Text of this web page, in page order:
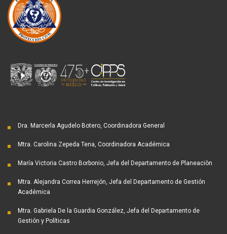
Dra. Marcerla Agudelo Botero, Coordinadora General
Mtra. Carolina Zepeda Tena, Coordinadora Académica
María Victoria Castro Borbonio, Jefa del Departamento de Planeaciòn
Mtra. Alejandra Correa Herrejón, Jefa del Departamento de Gestión
Académica
Mtra. Gabriela De la Guardia González, Jefa del Departamento de
Gestión y Políticas